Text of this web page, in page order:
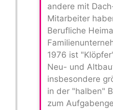
andere mit
Mitarbeiter
Berufliche
1976 ist
Neu- und
insbesondere
in der "halben"
zum